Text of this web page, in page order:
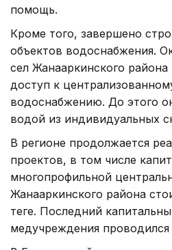
помощь.
Кроме того, завершено
объектов водоснабжения.
сел Жанааркинского
доступ к
водоснабжению. До этого
водой из индивидуальных
В регионе продолжается
проектов, в том числе
многопрофильной
Жанааркинского района
теңге. Последний
медучреждения проводился